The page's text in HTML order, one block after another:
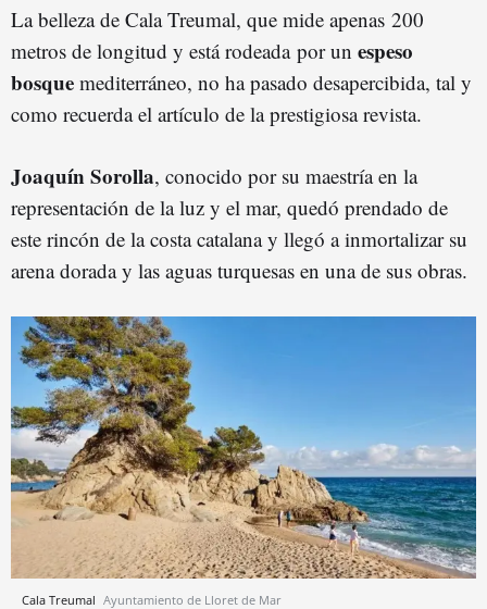
La belleza de Cala Treumal, que mide apenas 200
metros de longitud y está rodeada por un espeso
bosque mediterráneo, no ha pasado desapercibida, tal y
como recuerda el artículo de la prestigiosa revista.
Joaquín Sorolla, conocido por su maestría en la
representación de la luz y el mar, quedó prendado de
este rincón de la costa catalana y llegó a inmortalizar su
arena dorada y las aguas turquesas en una de sus obras.
Cala Treumal Ayuntamiento de Lloret de Mar